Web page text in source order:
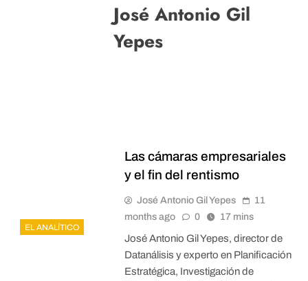
José Antonio Gil
Yepes
EL ANALÍTICO
Las cámaras empresariales
y el fin del rentismo
José Antonio Gil Yepes
11
months ago
0 17 mins
José Antonio Gil Yepes, director de
Datanálisis y experto en Planificación
Estratégica, Investigación de